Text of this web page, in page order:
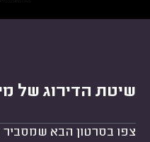
שיטת הדירוג של
צפו בסרטון הבא